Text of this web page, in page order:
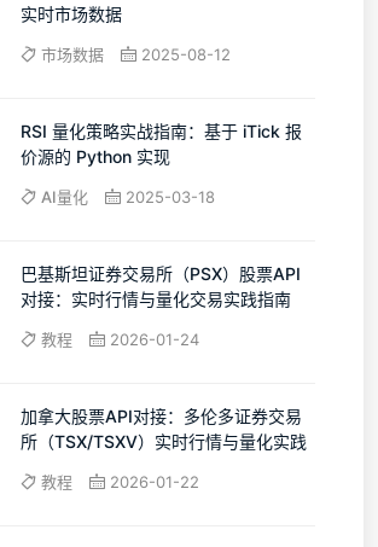
实时市场数据
市场数据 2025-08-12
RSI 量化策略实战指南：基于 iTick 报
价源的 Python 实现
AI量化 2025-03-18
巴基斯坦证券交易所（PSX）股票API
对接：实时行情与量化交易实践指南
教程 2026-01-24
加拿大股票API对接：多伦多证券交易
所（TSX/TSXV）实时行情与量化实践
教程 2026-01-22